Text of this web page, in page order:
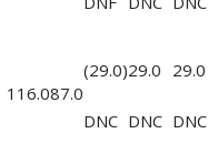
116.087.0
(29.0)29.0 29.0
DNC DNC DNC